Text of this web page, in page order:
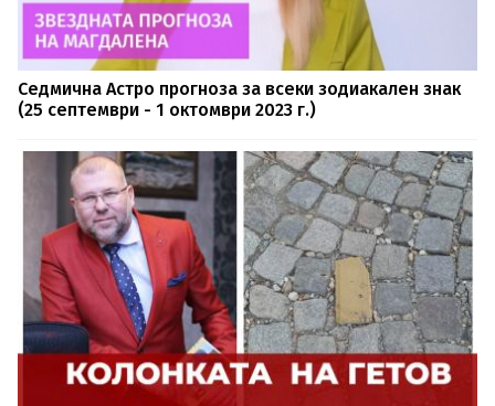
Седмична Астро прогноза за всеки зодиакален знак
(25 септември - 1 октомври 2023 г.)